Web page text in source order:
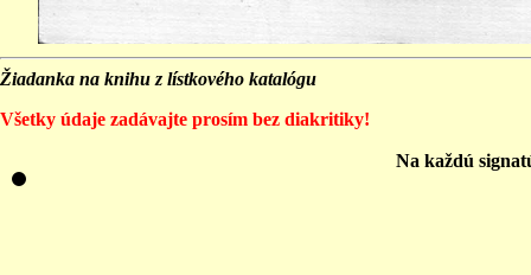
Žiadanka na knihu z lístkového katalógu
Všetky údaje zadávajte prosím bez diakritiky!
Na každú